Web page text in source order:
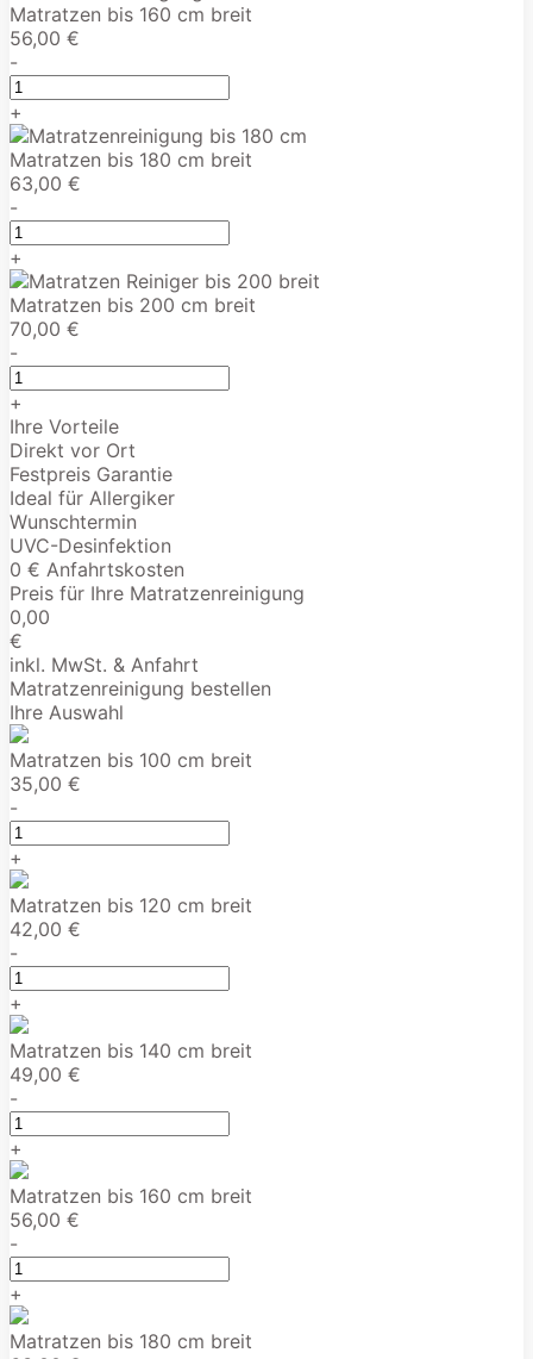
Matratzen bis 160 cm breit
56,00 €
-
+
Matratzen bis 180 cm breit
63,00 €
-
+
Matratzen bis 200 cm breit
70,00 €
-
+
Ihre Vorteile
Direkt vor Ort
Festpreis Garantie
Ideal für Allergiker
Wunschtermin
UVC-Desinfektion
0 € Anfahrtskosten
Preis für Ihre Matratzenreinigung
0,00
€
inkl. MwSt. & Anfahrt
Matratzenreinigung bestellen
Ihre Auswahl
Matratzen bis 100 cm breit
35,00 €
-
+
Matratzen bis 120 cm breit
42,00 €
-
+
Matratzen bis 140 cm breit
49,00 €
-
+
Matratzen bis 160 cm breit
56,00 €
-
+
Matratzen bis 180 cm breit